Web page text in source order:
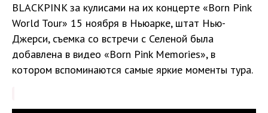
BLACKPINK за кулисами на их концерте «Born Pink
World Tour» 15 ноября в Ньюарке, штат Нью-
Джерси, съемка со встречи с Селеной была
добавлена в видео «Born Pink Memories», в
котором вспоминаются самые яркие моменты тура.